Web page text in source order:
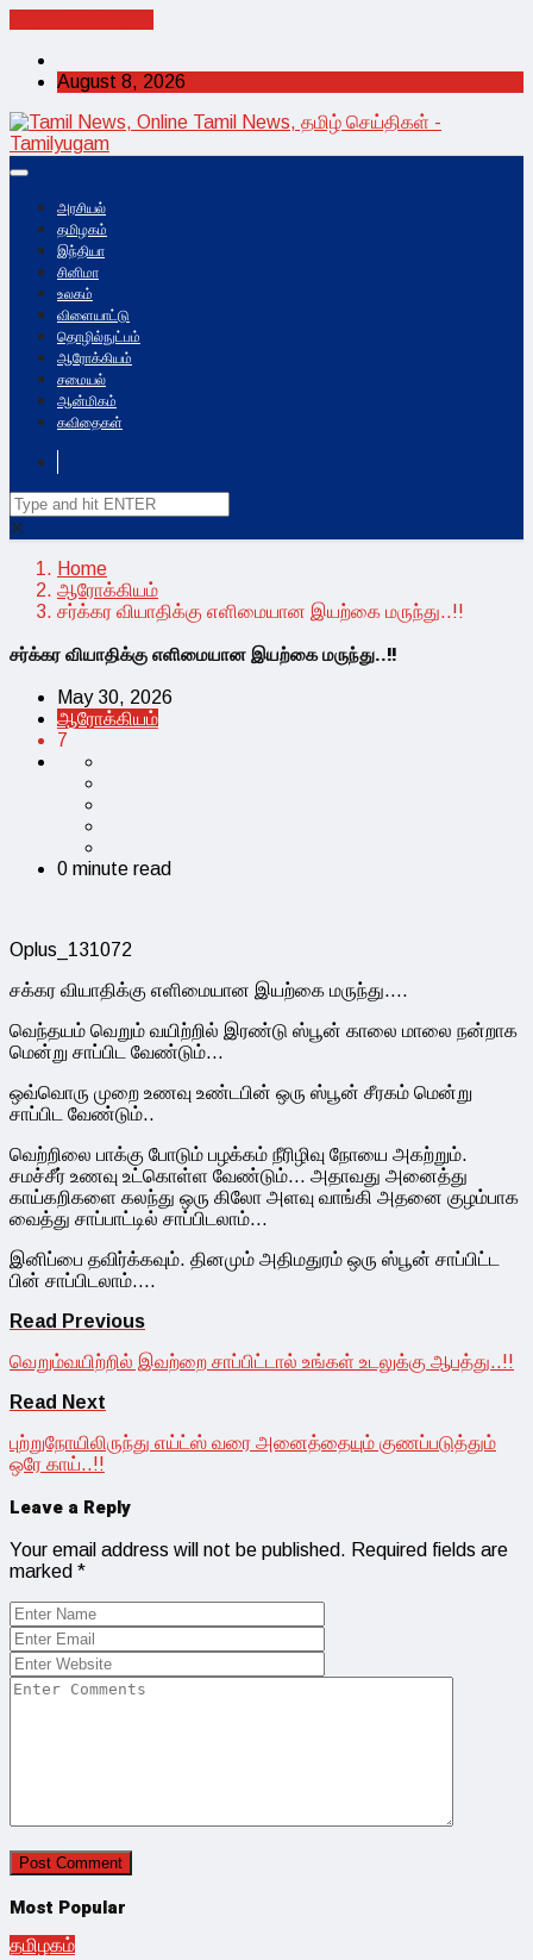
August 8, 2026
அரசியல்
தமிழகம்
இந்தியா
சினிமா
உலகம்
விளையாட்டு
தொழில்நுட்பம்
ஆரோக்கியம்
சமையல்
ஆன்மிகம்
கவிதைகள்
✕
Home
ஆரோக்கியம்
சர்க்கர வியாதிக்கு எளிமையான இயற்கை மருந்து..!!
சர்க்கர வியாதிக்கு எளிமையான இயற்கை மருந்து..!!
May 30, 2026
ஆரோக்கியம்
7
0 minute read
Oplus_131072
சக்கர வியாதிக்கு எளிமையான இயற்கை மருந்து….
வெந்தயம் வெறும் வயிற்றில் இரண்டு ஸ்பூன் காலை மாலை நன்றாக
மென்று சாப்பிட வேண்டும்…
ஒவ்வொரு முறை உணவு உண்டபின் ஒரு ஸ்பூன் சீரகம் மென்று
சாப்பிட வேண்டும்..
வெற்றிலை பாக்கு போடும் பழக்கம் நீரிழிவு நோயை அகற்றும்.
சமச்சீர் உணவு உட்கொள்ள வேண்டும்… அதாவது அனைத்து
காய்கறிகளை கலந்து ஒரு கிலோ அளவு வாங்கி அதனை குழம்பாக
வைத்து சாப்பாட்டில் சாப்பிடலாம்…
இனிப்பை தவிர்க்கவும். தினமும் அதிமதுரம் ஒரு ஸ்பூன் சாப்பிட்ட
பின் சாப்பிடலாம்….
Read Previous
வெறும்வயிற்றில் இவற்றை சாப்பிட்டால் உங்கள் உடலுக்கு ஆபத்து..!!
Read Next
புற்றுநோயிலிருந்து எய்ட்ஸ் வரை அனைத்தையும் குணப்படுத்தும்
ஒரே காய்..!!
Leave a Reply
Your email address will not be published. Required fields are
marked *
Most Popular
தமிழகம்